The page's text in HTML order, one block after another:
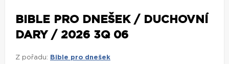
BIBLE PRO DNEŠEK / DUCHOVNÍ
DARY / 2026 3Q 06
Z pořadu: Bible pro dnešek